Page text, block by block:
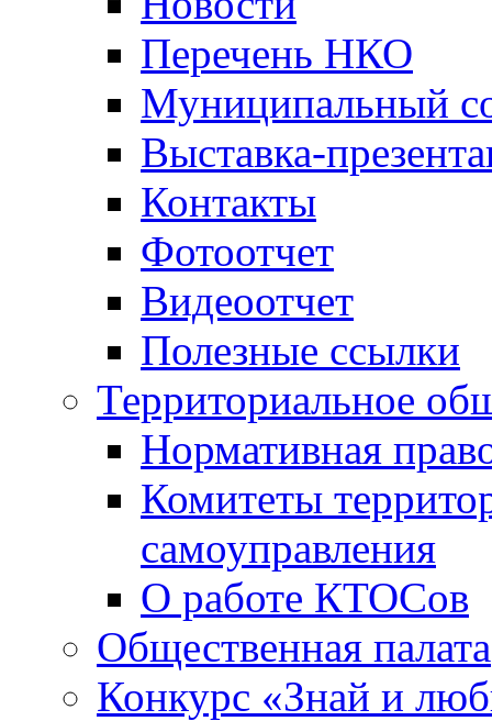
Перечень НКО
Муниципальный
Выставка-
Контакты
Фотоотчет
Видеоотчет
Полезные ссылки
Территориальное
Нормативная
Комитеты
самоуправления
О работе КТОСов
Общественная палата
Конкурс «Знай и